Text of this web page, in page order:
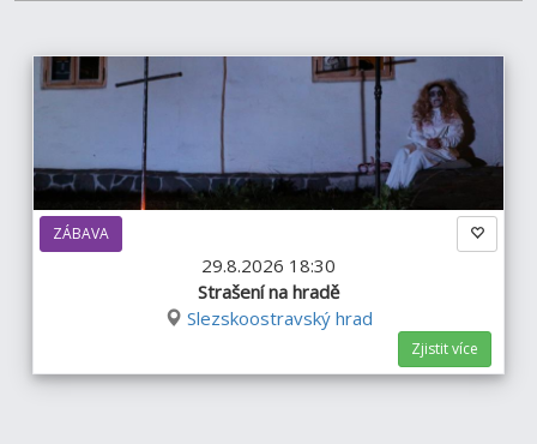
ZÁBAVA
29.8.2026 18:30
Strašení na hradě
Slezskoostravský hrad
Zjistit více